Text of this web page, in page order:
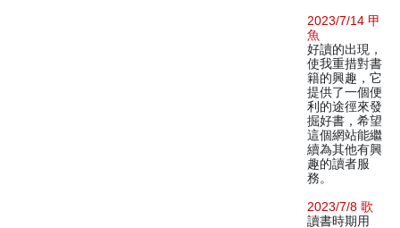
2023/7/14 甲
魚
好讀的出現，
使我重措對書
籍的興趣，它
提供了一個便
利的途徑來發
掘好書，希望
這個網站能繼
續為其他有興
趣的讀者服
務。
2023/7/8 歌
讀書時期用